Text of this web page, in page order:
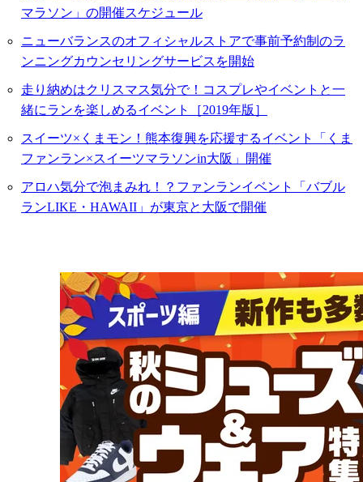
マラソン」の開催スケジュール
ニューバランスのオフィシャルストアで事前予約制のラ
ンニングカウンセリングサービスを開始
走り納めはクリスマス気分で！コスプレやイベントと一
緒にランを楽しめるイベント［2019年版］
スイーツ×くまモン！熊本復興を応援するイベント「くま
ファンラン×スイーツマラソンin大阪」開催
アロハ気分で泡まみれ！？ファンランイベント「バブル
ランLIKE・HAWAII」が東京と大阪で開催